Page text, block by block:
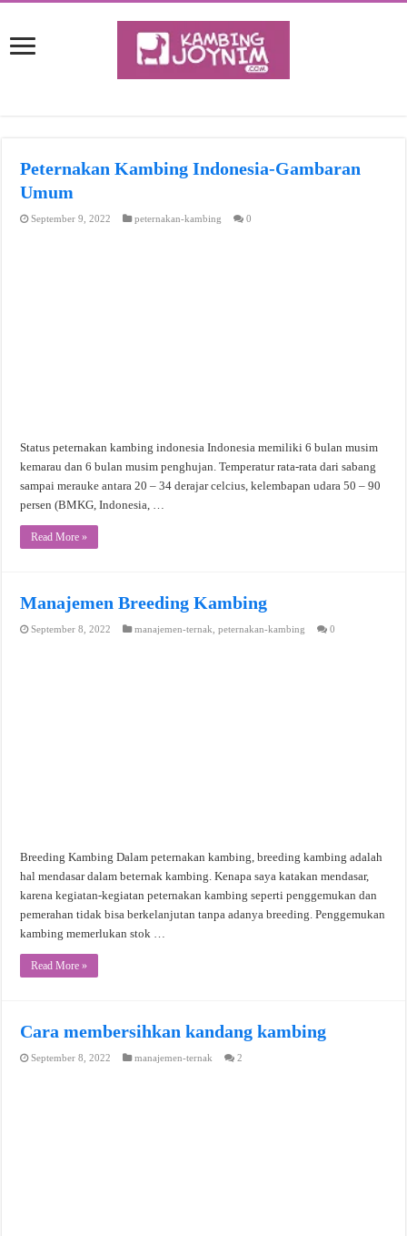
Peternakan Kambing Indonesia-Gambaran
Umum
September 9, 2022 peternakan-kambing 0
Status peternakan kambing indonesia Indonesia memiliki 6 bulan musim
kemarau dan 6 bulan musim penghujan. Temperatur rata-rata dari sabang
sampai merauke antara 20 – 34 derajar celcius, kelembapan udara 50 – 90
persen (BMKG, Indonesia, …
Read More »
Manajemen Breeding Kambing
September 8, 2022 manajemen-ternak ,peternakan-kambing 0
Breeding Kambing Dalam peternakan kambing, breeding kambing adalah
hal mendasar dalam beternak kambing. Kenapa saya katakan mendasar,
karena kegiatan-kegiatan peternakan kambing seperti penggemukan dan
pemerahan tidak bisa berkelanjutan tanpa adanya breeding. Penggemukan
kambing memerlukan stok …
Read More »
Cara membersihkan kandang kambing
September 8, 2022 manajemen-ternak 2